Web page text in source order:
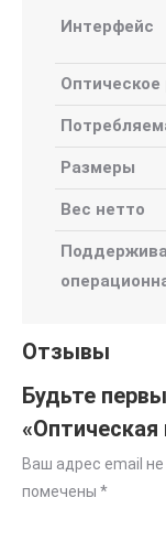
Интерфейс
Размеры
Вес нетто
Отзывы
Будьте
Ваш адрес email не
помечены *